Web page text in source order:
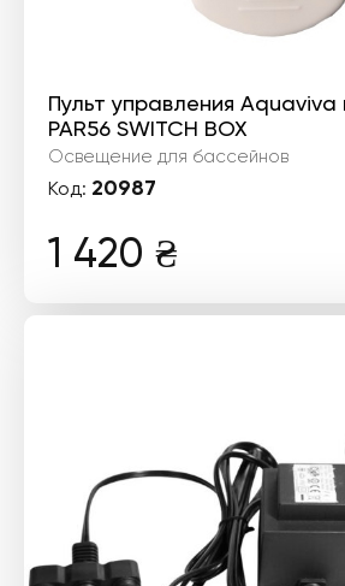
Пульт управления Aquaviva
PAR56 SWITCH BOX
Освещение для бассейнов
Код: 20987
1 420 ₴